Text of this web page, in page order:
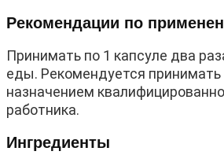
Рекомендации по
Принимать по 1 капсуле два
еды. Рекомендуется принимать
назначением
работника.
Ингредиенты